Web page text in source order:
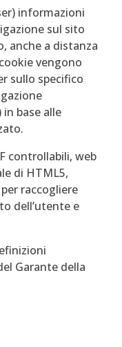
informazioni
sul sito
anche a distanza
vengono
sullo specifico
base alle
controllabili, web
di HTML5,
raccogliere
dell’utente e
Garante della